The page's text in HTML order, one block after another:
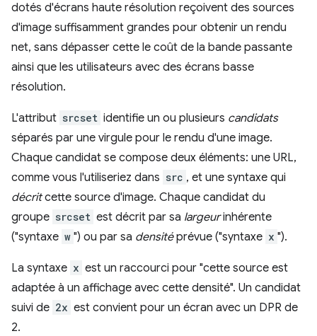
dotés d'écrans haute résolution reçoivent des sources
d'image suffisamment grandes pour obtenir un rendu
net, sans dépasser cette le coût de la bande passante
ainsi que les utilisateurs avec des écrans basse
résolution.
L'attribut srcset identifie un ou plusieurs candidats
séparés par une virgule pour le rendu d'une image.
Chaque candidat se compose deux éléments: une URL,
comme vous l'utiliseriez dans src , et une syntaxe qui
décritcette source d'image. Chaque candidat du
groupe srcset est décrit par sa largeurinhérente
("syntaxe w ") ou par sa densitéprévue ("syntaxe x ").
La syntaxe x est un raccourci pour "cette source est
adaptée à un affichage avec cette densité". Un candidat
suivi de 2x est convient pour un écran avec un DPR de
2.